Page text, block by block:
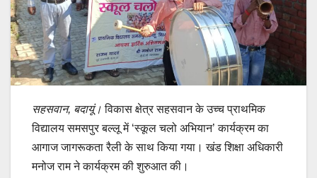
सहसवान, बदायूं। विकास क्षेत्र सहसवान के उच्च प्राथमिक
विद्यालय समसपुर बल्लू में ‘स्कूल चलो अभियान’ कार्यक्रम का
आगाज जागरूकता रैली के साथ किया गया। खंड शिक्षा अधिकारी
मनोज राम ने कार्यक्रम की शुरुआत की।